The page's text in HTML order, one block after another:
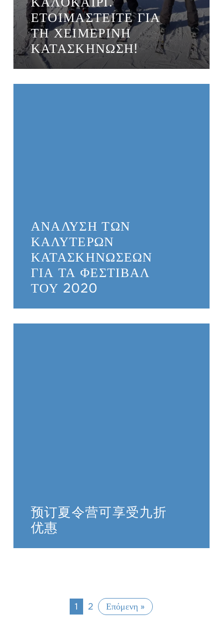
ΕΤΟΙΜΑΣΤΕΊΤΕ ΓΙΑ
ΤΗ ΧΕΙΜΕΡΙΝΉ
ΚΑΤΑΣΚΉΝΩΣΗ!
ΑΝΆΛΥΣΗ ΤΩΝ
ΚΑΛΎΤΕΡΩΝ
ΚΑΤΑΣΚΗΝΏΣΕΩΝ
ΓΙΑ ΤΑ ΦΕΣΤΙΒΆΛ
ΤΟΥ 2020
预订夏令营可享受九折
优惠
1 2 Επόμενη »